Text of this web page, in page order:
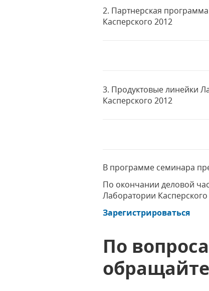
2. Партнерская
Касперского 2012
3. Продуктовые линейки
Касперского 2012
В программе семинара
По окончании деловой
Лаборатории
Зарегистрироваться
По